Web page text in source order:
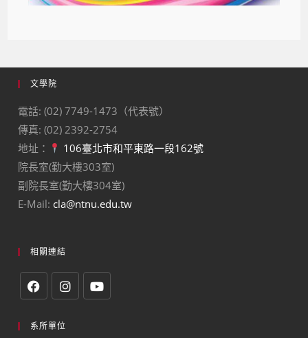
文學院
電話: (02) 7749-1473（代表號）
傳真: (02) 2392-2754
地址：
106臺北市和平東路一段162號
院長室(勤大樓303室)
副院長室(勤大樓304室)
E-Mail: cla@ntnu.edu.tw
相關連結
系所單位